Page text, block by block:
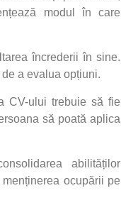
modul în care
încrederii în sine.
a evalua opțiuni.
CV-ului trebuie să fie
să poată aplica
abilităților
ocupării pe